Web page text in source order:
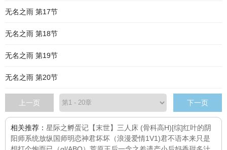
无名之雨 第17节
无名之雨 第18节
无名之雨 第19节
无名之雨 第20节
上一页 下一页
相关推荐： 星际之孵蛋记 【末世】三人床 (骨科高H)[综]红叶的阴
阳师系统放纵国师明恋神君坏坏（浪漫爱情1V1)君不语本来只是